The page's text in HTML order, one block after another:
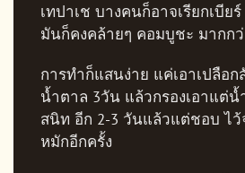
เทปาเช บางคนก็อาจเรียกเบี
มันก็คงคล้ายๆ คอมบูชะ มากก
การทำก็แสนง่าย แค่เอาเปลือ
น้ำตาล 3วัน แล้วกรองเอาแต่
สนิท อีก 2-3 วันแล้วแต่ชอบ ไว้
หมักอีกครั้ง